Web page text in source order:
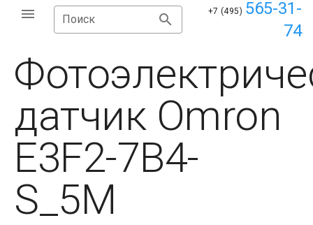
Поиск
+7 (495) 565-31-
74
датчик Omron
E3F2-7B4-
S_5M